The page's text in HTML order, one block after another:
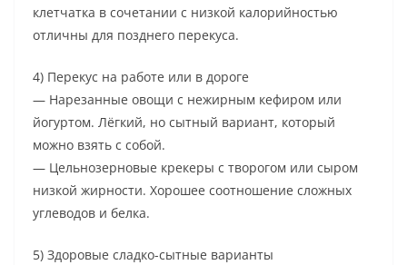
клетчатка в сочетании с низкой калорийностью
отличны для позднего перекуса.
4) Перекус на работе или в дороге
— Нарезанные овощи с нежирным кефиром или
йогуртом. Лёгкий, но сытный вариант, который
можно взять с собой.
— Цельнозерновые крекеры с творогом или сыром
низкой жирности. Хорошее соотношение сложных
углеводов и белка.
5) Здоровые сладко-сытные варианты